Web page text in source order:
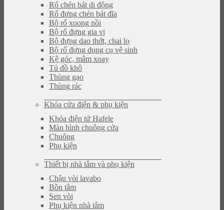
Rổ chén bát di động
Rổ đựng chén bát đĩa
Bộ rổ xoong nồi
Bộ rổ đựng gia vị
Bộ đựng dao thớt, chai lọ
Bộ rổ đựng dụng cụ vệ sinh
Kệ góc, mâm xoay
Tủ đồ khô
Thùng gạo
Thùng rác
Khóa cửa điện & phụ kiện
Khóa điện tử Hafele
Màn hình chuông cửa
Chuông
Phụ kiện
Thiết bị nhà tắm và phụ kiện
Chậu vòi lavabo
Bồn tắm
Sen vòi
Phụ kiện nhà tắm